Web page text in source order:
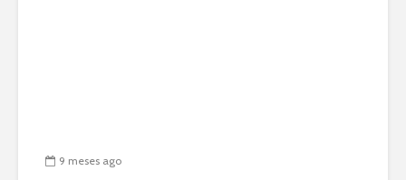
9 meses ago